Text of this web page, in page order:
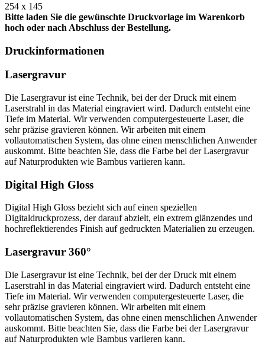
254 x 145
Bitte laden Sie die gewünschte Druckvorlage im Warenkorb
hoch oder nach Abschluss der Bestellung.
Druckinformationen
Lasergravur
Die Lasergravur ist eine Technik, bei der der Druck mit einem
Laserstrahl in das Material eingraviert wird. Dadurch entsteht eine
Tiefe im Material. Wir verwenden computergesteuerte Laser, die
sehr präzise gravieren können. Wir arbeiten mit einem
vollautomatischen System, das ohne einen menschlichen Anwender
auskommt. Bitte beachten Sie, dass die Farbe bei der Lasergravur
auf Naturprodukten wie Bambus variieren kann.
Digital High Gloss
Digital High Gloss bezieht sich auf einen speziellen
Digitaldruckprozess, der darauf abzielt, ein extrem glänzendes und
hochreflektierendes Finish auf gedruckten Materialien zu erzeugen.
Lasergravur 360°
Die Lasergravur ist eine Technik, bei der der Druck mit einem
Laserstrahl in das Material eingraviert wird. Dadurch entsteht eine
Tiefe im Material. Wir verwenden computergesteuerte Laser, die
sehr präzise gravieren können. Wir arbeiten mit einem
vollautomatischen System, das ohne einen menschlichen Anwender
auskommt. Bitte beachten Sie, dass die Farbe bei der Lasergravur
auf Naturprodukten wie Bambus variieren kann.